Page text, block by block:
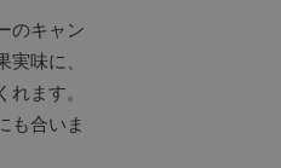
のキャン
実味に、
れます。
も合いま